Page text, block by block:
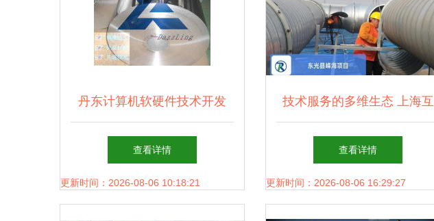
丹东计算机软硬件技术开发
驱动数字化转型的核心引擎
查看详情
更新时间：2026-08-06 10:18:21
技术服务的多维生态 上海互
联网销售与软硬件开发的法律
与创新之路
查看详情
更新时间：2026-08-06 16:29:27